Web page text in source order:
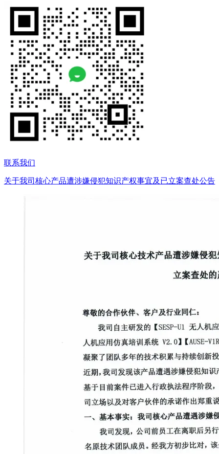
联系我们
关于我司核心产品遭涉嫌侵犯知识产权事宜及已立案查处公告